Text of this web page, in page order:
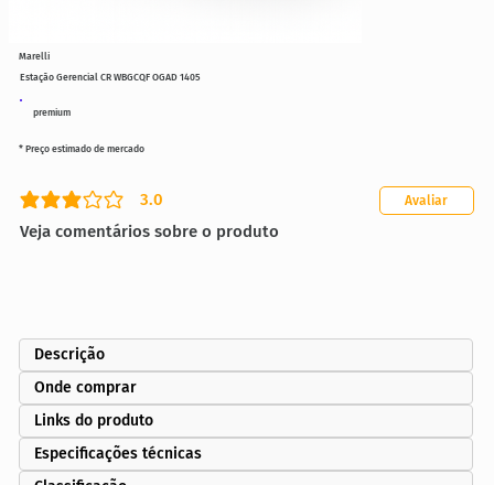
premium
Estação Gerencial CR WBGCQF OGAD 1405
3.0
classificação média é 3 de 5
Veja comentários sobre o produto
Avaliar
* Preço estimado de mercado
Marelli
Descrição
Onde comprar
Links do produto
Especificações técnicas